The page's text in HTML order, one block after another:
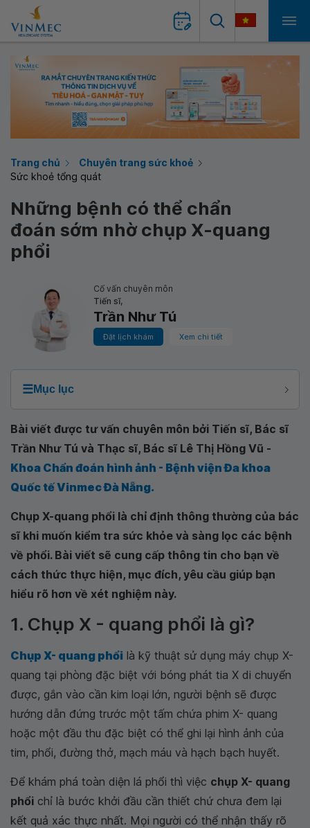
Trang chủ
Chuyên trang sức khoẻ
Sức khoẻ tổng quát
Những bệnh có thể chẩn
đoán sớm nhờ chụp X-quang
phổi
Cố vấn chuyên môn
Tiến sĩ,
Trần Như Tú
Đặt lịch khám Xem chi tiết
☰Mục lục
Bài viết được tư vấn chuyên môn bởi Tiến sĩ, Bác sĩ
Trần Như Tú và Thạc sĩ, Bác sĩ Lê Thị Hồng Vũ -
Khoa Chẩn đoán hình ảnh - Bệnh viện Đa khoa
Quốc tế Vinmec Đà Nẵng.
Chụp X-quang phổi là chỉ định thông thường của bác
sĩ khi muốn kiểm tra sức khỏe và sàng lọc các bệnh
về phổi. Bài viết sẽ cung cấp thông tin cho bạn về
cách thức thực hiện, mục đích, yêu cầu giúp bạn
hiểu rõ hơn về xét nghiệm này.
1. Chụp X - quang phổi là gì?
Chụp X- quang phổi là kỹ thuật sử dụng máy chụp X-
quang tại phòng đặc biệt với bóng phát tia X di chuyển
được, gắn vào cần kim loại lớn, người bệnh sẽ được
hướng dẫn đứng trước một tấm chứa phim X- quang
hoặc một đầu thu đặc biệt có thể ghi lại hình ảnh của
tim, phổi, đường thở, mạch máu và hạch bạch huyết.
Để khám phá toàn diện lá phổi thì việc chụp X- quang
phổi chỉ là bước khởi đầu cần thiết chứ chưa đem lại
kết quả xác thực nhất. Mọi người có thể nhận thấy rõ